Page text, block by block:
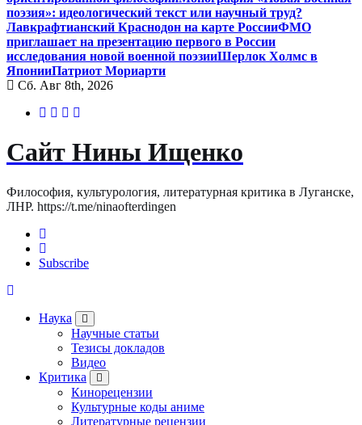
поэзия»: идеологический текст или научный труд?
Лавкрафтианский Краснодон на карте РоссииФМО
приглашает на презентацию первого в России
исследования новой военной поэзииШерлок Холмс в
ЯпонииПатриот Мориарти
Сб. Авг 8th, 2026
Сайт Нины Ищенко
Философия, культурология, литературная критика в Луганске,
ЛНР. https://t.me/ninaofterdingen
Subscribe
Наука
Научные статьи
Тезисы докладов
Видео
Критика
Кинорецензии
Культурные коды аниме
Литературные рецензии